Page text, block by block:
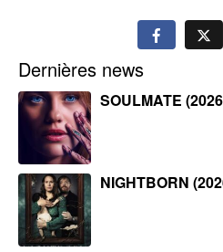
Dernières news
SOULMATE
NIGHTBORN